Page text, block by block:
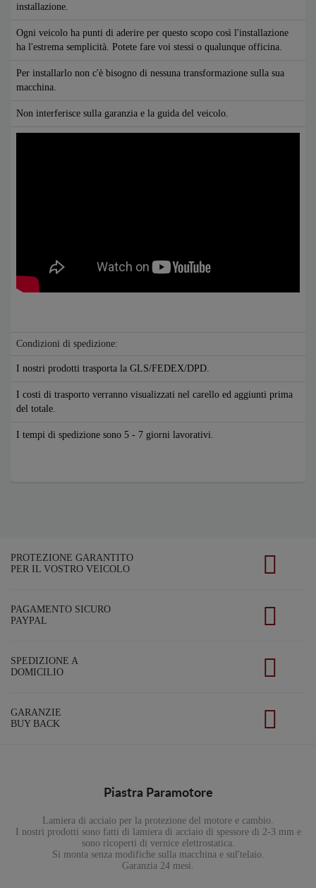
installazione.
Ogni veicolo ha punti di aderire per questo scopo così l'installazione
ha l'estrema semplicità. Potete fare voi stessi o qualunque officina.
Per installarlo non c'è bisogno di nessuna transformazione sulla sua
macchina.
Non interferisce sulla garanzia e la guida del veicolo.
Condizioni di spedizione:
I nostri prodotti trasporta la GLS/FEDEX/DPD.
I costi di trasporto verranno visualizzati nel carello ed aggiunti prima
del totale.
I tempi di spedizione sono 5 - 7 giorni lavorativi.
PROTEZIONE GARANTITO
PER IL VOSTRO VEICOLO
PAGAMENTO SICURO
PAYPAL
SPEDIZIONE A
DOMICILIO
GARANZIE
BUY BACK
Piastra Paramotore
Lamiera di acciaio per la protezione del motore e cambio.
I nostri prodotti sono fatti di lamiera di acciaio di spessore di 2-3 mm e
sono ricoperti di vernice elettrostatica.
Si monta senza modifiche sulla macchina e sul'telaio.
Garanzia 24 mesi.